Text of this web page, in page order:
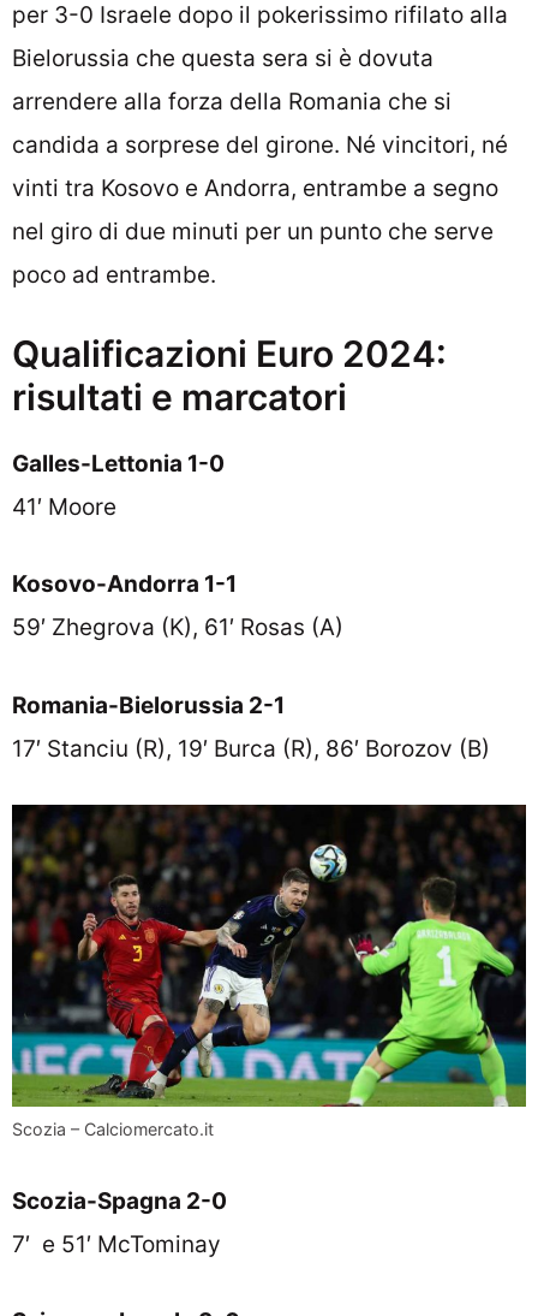
per 3-0 Israele dopo il pokerissimo rifilato alla
Bielorussia che questa sera si è dovuta
arrendere alla forza della Romania che si
candida a sorprese del girone. Né vincitori, né
vinti tra Kosovo e Andorra, entrambe a segno
nel giro di due minuti per un punto che serve
poco ad entrambe.
Qualificazioni Euro 2024:
risultati e marcatori
Galles-Lettonia 1-0
41′ Moore
Kosovo-Andorra 1-1
59′ Zhegrova (K), 61′ Rosas (A)
Romania-Bielorussia 2-1
17′ Stanciu (R), 19′ Burca (R), 86′ Borozov (B)
Scozia – Calciomercato.it
Scozia-Spagna 2-0
7′ e 51′ McTominay